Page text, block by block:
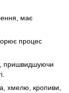
має
процес
пришвидшуючи
хмелю, кропиви,